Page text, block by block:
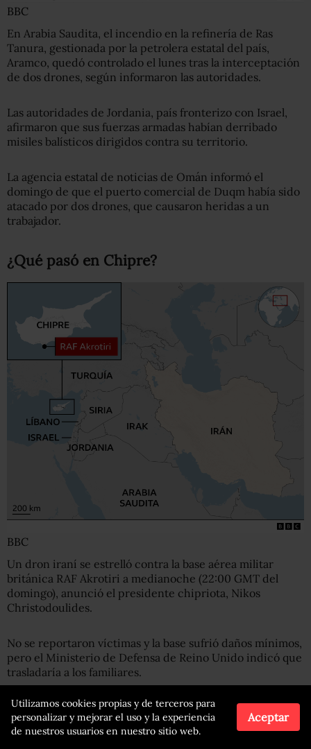
BBC
En Arabia Saudita, el incendio en la refinería de Ras
Tanura, gestionada por la petrolera estatal del país,
Aramco, quedó controlado el lunes tras la interceptación
de dos drones, según informaron las autoridades.
Las autoridades de Jordania, país fronterizo con Israel,
afirmaron que sus fuerzas armadas habían derribado
misiles balísticos dirigidos contra su territorio.
La agencia estatal de noticias de Omán informó el
domingo de que el puerto comercial de Duqm había sido
atacado por dos drones, que causaron heridas a un
trabajador.
¿Qué pasó en Chipre?
BBC
Un dron iraní se estrelló contra la base aérea militar
británica RAF Akrotiri a medianoche (22:00 GMT del
domingo), anunció el presidente chipriota, Nikos
Christodoulides.
No se reportaron víctimas y la base sufrió daños mínimos,
pero el Ministerio de Defensa de Reino Unido indicó que
trasladaría a los familiares.
El lunes, un portavoz del gobierno chipriota informó que
otros dos drones que se dirigían hacia la RAF Akrotiri
habían sido interceptados.
Utilizamos cookies propias y de terceros para
personalizar y mejorar el uso y la experiencia
de nuestros usuarios en nuestro sitio web.
Aceptar